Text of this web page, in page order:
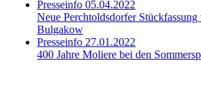
Presseinfo 05.04.2022
Neue Perchtoldsdorfer
Bulgakow
Presseinfo 27.01.2022
400 Jahre Moliere bei den